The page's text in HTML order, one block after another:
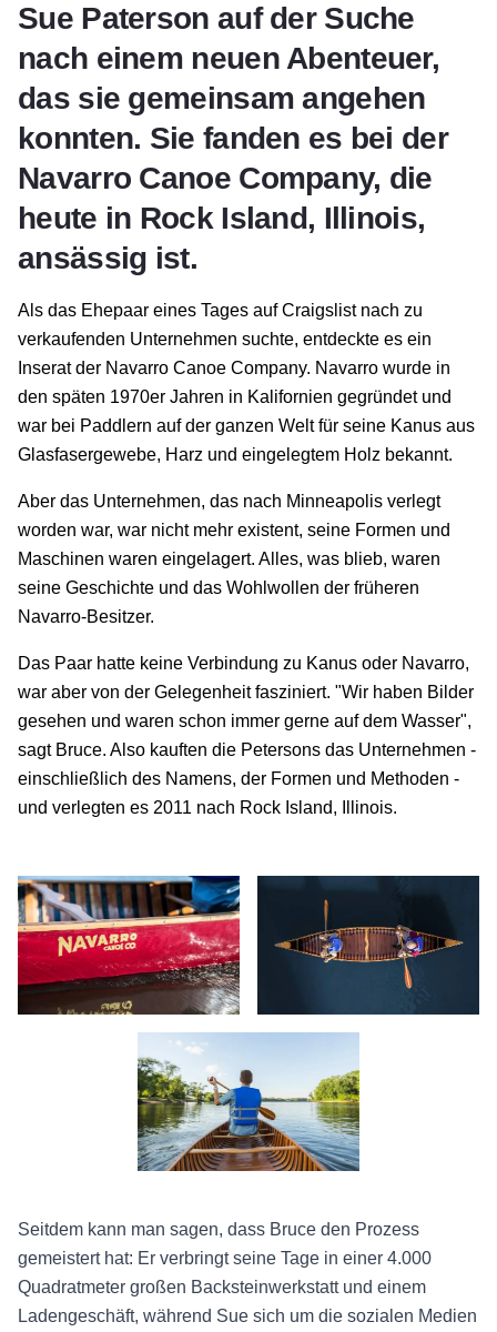
Sue Paterson auf der Suche
nach einem neuen Abenteuer,
das sie gemeinsam angehen
konnten. Sie fanden es bei der
Navarro Canoe Company, die
heute in Rock Island, Illinois,
ansässig ist.
Als das Ehepaar eines Tages auf Craigslist nach zu
verkaufenden Unternehmen suchte, entdeckte es ein
Inserat der Navarro Canoe Company. Navarro wurde in
den späten 1970er Jahren in Kalifornien gegründet und
war bei Paddlern auf der ganzen Welt für seine Kanus aus
Glasfasergewebe, Harz und eingelegtem Holz bekannt.
Aber das Unternehmen, das nach Minneapolis verlegt
worden war, war nicht mehr existent, seine Formen und
Maschinen waren eingelagert. Alles, was blieb, waren
seine Geschichte und das Wohlwollen der früheren
Navarro-Besitzer.
Das Paar hatte keine Verbindung zu Kanus oder Navarro,
war aber von der Gelegenheit fasziniert. "Wir haben Bilder
gesehen und waren schon immer gerne auf dem Wasser",
sagt Bruce. Also kauften die Petersons das Unternehmen -
einschließlich des Namens, der Formen und Methoden -
und verlegten es 2011 nach Rock Island, Illinois.
Kanu - Navarro Kanu Gesellschaft - Rock IslandNavarro Kanu Mississippi Fluss
Seitdem kann man sagen, dass Bruce den Prozess
gemeistert hat: Er verbringt seine Tage in einer 4.000
Quadratmeter großen Backsteinwerkstatt und einem
Ladengeschäft, während Sue sich um die sozialen Medien